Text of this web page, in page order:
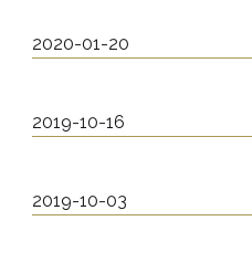
2020-01-20
2019-10-16
2019-10-03